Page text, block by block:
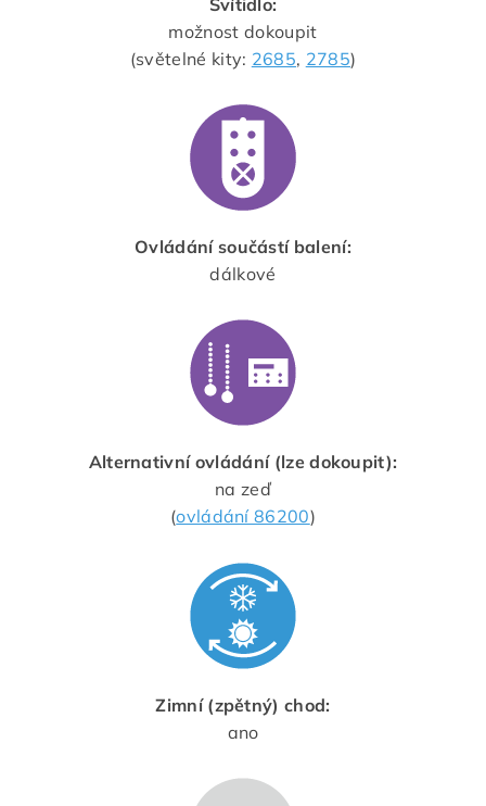
možnost dokoupit
(světelné kity: 2685, 2785)
Ovládání součástí balení:
dálkové
Alternativní ovládání (lze dokoupit):
na zeď
(ovládání 86200)
Zimní (zpětný) chod:
ano